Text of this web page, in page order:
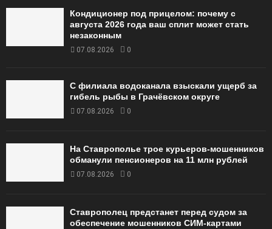
Кондиционер под прицелом: почему с
августа 2026 года ваш сплит может стать
незаконным
07.08.2026 0
С филиала водоканала взыскали ущерб за
гибель рыбы в Грачёвском округе
07.08.2026 0
На Ставрополье трое курьеров-мошенников
обманули пенсионеров на 11 млн рублей
07.08.2026 0
Ставрополец предстанет перед судом за
обеспечение мошенников СИМ-картами